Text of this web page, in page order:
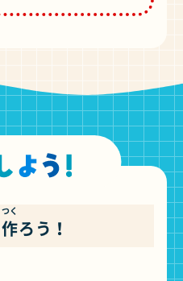
作
つく
ろう！